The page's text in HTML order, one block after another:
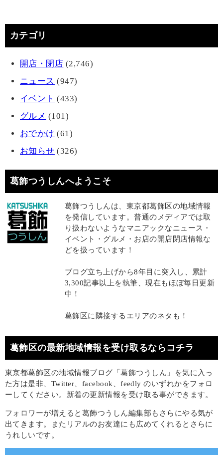
カテゴリ
開店・閉店 (2,746)
ニュース (947)
イベント (433)
グルメ (101)
おでかけ (61)
お知らせ (326)
葛飾つうしんへようこそ
葛飾つうしんは、東京都葛飾区の地域情報
を発信しています。普通のメディアでは取
り扱わないようなマニアックなニュース・
イベント・グルメ・お店の開店閉店情報な
どを扱っています！
ブログ立ち上げから8年目に突入し、累計
3,300記事以上を執筆、現在もほぼ毎日更新
中！
葛飾区に隣接するエリアのネタも！
葛飾区の最新地域情報を受け取るならコチラ
東京都葛飾区の地域情報ブログ「葛飾つうしん」を気に入っ
た方は是非、Twitter、facebook、feedly のいずれかをフォロ
ーしてください。新着の更新情報を受け取る事ができます。
フォロワーが増えると葛飾つうしん編集部もさらにやる気が
出てきます。またリアルのお友達にも広めてくれるとさらに
うれしいです。